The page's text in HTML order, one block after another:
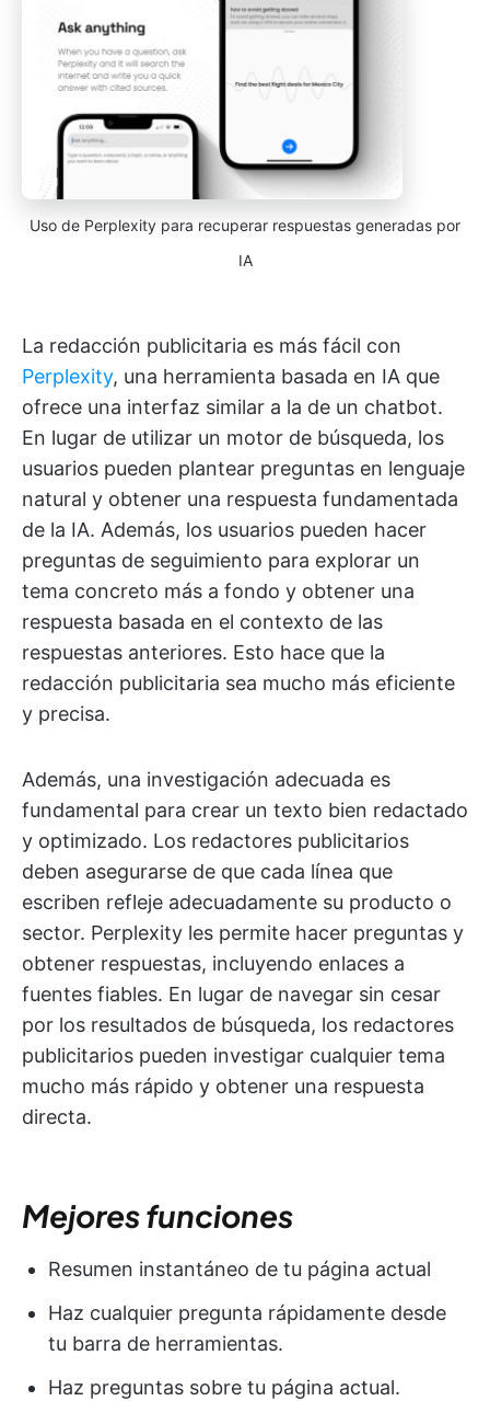
Uso de Perplexity para recuperar respuestas generadas por
IA
La redacción publicitaria es más fácil con
Perplexity, una herramienta basada en IA que
ofrece una interfaz similar a la de un chatbot.
En lugar de utilizar un motor de búsqueda, los
usuarios pueden plantear preguntas en lenguaje
natural y obtener una respuesta fundamentada
de la IA. Además, los usuarios pueden hacer
preguntas de seguimiento para explorar un
tema concreto más a fondo y obtener una
respuesta basada en el contexto de las
respuestas anteriores. Esto hace que la
redacción publicitaria sea mucho más eficiente
y precisa.
Además, una investigación adecuada es
fundamental para crear un texto bien redactado
y optimizado. Los redactores publicitarios
deben asegurarse de que cada línea que
escriben refleje adecuadamente su producto o
sector. Perplexity les permite hacer preguntas y
obtener respuestas, incluyendo enlaces a
fuentes fiables. En lugar de navegar sin cesar
por los resultados de búsqueda, los redactores
publicitarios pueden investigar cualquier tema
mucho más rápido y obtener una respuesta
directa.
Mejores funciones
Resumen instantáneo de tu página actual
Haz cualquier pregunta rápidamente desde
tu barra de herramientas.
Haz preguntas sobre tu página actual.